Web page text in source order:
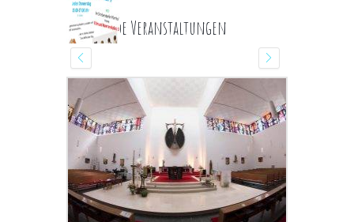
Kommende Veranstaltungen